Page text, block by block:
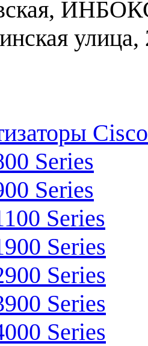
улица,
Cisco
Series
Series
Series
Series
Series
Series
Series